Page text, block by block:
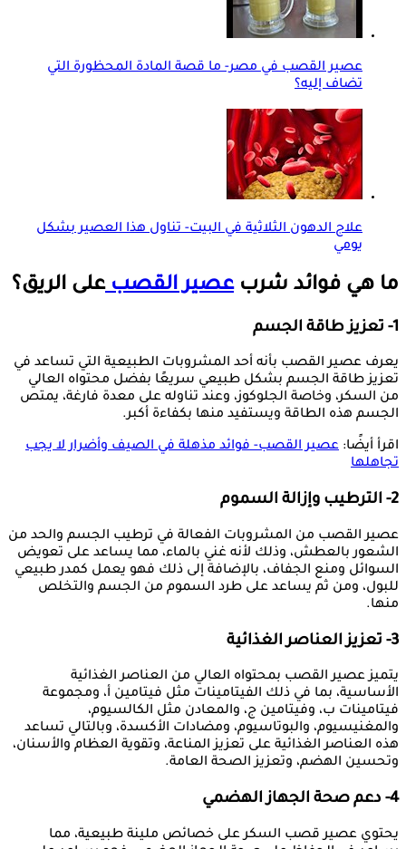
عصير القصب في مصر- ما قصة المادة المحظورة التي
تضاف إليه؟
علاج الدهون الثلاثية في البيت- تناول هذا العصير بشكل
يومي
ما هي فوائد شربعصير القصبعلى الريق؟
1- تعزيز طاقة الجسم
يعرف عصير القصب بأنه أحد المشروبات الطبيعية التي تساعد في
تعزيز طاقة الجسم بشكل طبيعي سريعًا بفضل محتواه العالي
من السكر، وخاصة الجلوكوز، وعند تناوله على معدة فارغة، يمتص
الجسم هذه الطاقة ويستفيد منها بكفاءة أكبر.
اقرأ أيضًا: عصير القصب- فوائد مذهلة في الصيف وأضرار لا يجب
تجاهلها
2- الترطيب وإزالة السموم
عصير القصب من المشروبات الفعالة في ترطيب الجسم والحد من
الشعور بالعطش، وذلك لأنه غني بالماء، مما يساعد على تعويض
السوائل ومنع الجفاف، بالإضافة إلى ذلك فهو يعمل كمدر طبيعي
للبول، ومن ثم يساعد على طرد السموم من الجسم والتخلص
منها.
3- تعزيز العناصر الغذائية
يتميز عصير القصب بمحتواه العالي من العناصر الغذائية
الأساسية، بما في ذلك الفيتامينات مثل فيتامين أ، ومجموعة
فيتامينات ب، وفيتامين ج، والمعادن مثل الكالسيوم،
والمغنيسيوم، والبوتاسيوم، ومضادات الأكسدة، وبالتالي تساعد
هذه العناصر الغذائية على تعزيز المناعة، وتقوية العظام والأسنان،
وتحسين الهضم، وتعزيز الصحة العامة.
4- دعم صحة الجهاز الهضمي
يحتوي عصير قصب السكر على خصائص ملينة طبيعية، مما